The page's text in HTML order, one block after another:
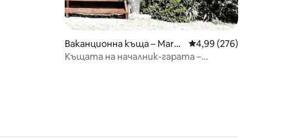
Ваканционна къща – Marc
us Hill
Средна оценка: 4,99
4,99 (276)
Къщата на началник-гарата –